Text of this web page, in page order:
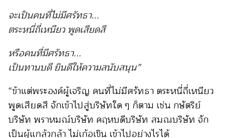
จะเป็นคนที่ไม่มีศรัทธา...
ตระหนี่ถี่เหนียว พูดเสียดสี
หรือคนที่มีศรัทธา...
เป็นทานบดี ยินดีให้ความสนับสนุน”
“ข้าแต่พระองค์ผู้เจริญ คนที่ไม่มีศรัทธา ตระหนี่ถี่เหนียว
พูดเสียดสี จักเข้าไปสู่บริษัทใด ๆ ก็ตาม เช่น กษัตริย์
บริษัท พราหมณ์บริษัท คฤหบดีบริษัท สมณบริษัท จัก
เป็นผู้แกล้วกล้า ไม่เก้อเขิน เข้าไปอย่างไรได้